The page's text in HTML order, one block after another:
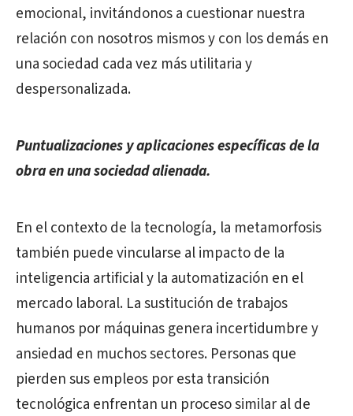
emocional, invitándonos a cuestionar nuestra
relación con nosotros mismos y con los demás en
una sociedad cada vez más utilitaria y
despersonalizada.
Puntualizaciones y aplicaciones específicas de la
obra en una sociedad alienada.
En el contexto de la tecnología, la metamorfosis
también puede vincularse al impacto de la
inteligencia artificial y la automatización en el
mercado laboral. La sustitución de trabajos
humanos por máquinas genera incertidumbre y
ansiedad en muchos sectores. Personas que
pierden sus empleos por esta transición
tecnológica enfrentan un proceso similar al de